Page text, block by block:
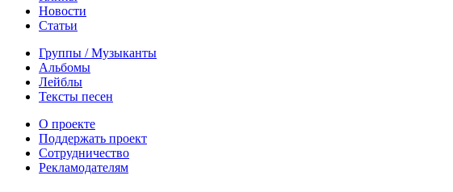
Новости
Статьи
Группы / Музыканты
Альбомы
Лейблы
Тексты песен
О проекте
Поддержать проект
Сотрудничество
Рекламодателям